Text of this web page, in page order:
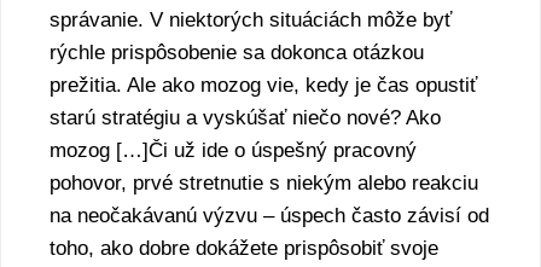
správanie. V niektorých situáciách môže byť
rýchle prispôsobenie sa dokonca otázkou
prežitia. Ale ako mozog vie, kedy je čas opustiť
starú stratégiu a vyskúšať niečo nové? Ako
mozog […]Či už ide o úspešný pracovný
pohovor, prvé stretnutie s niekým alebo reakciu
na neočakávanú výzvu – úspech často závisí od
toho, ako dobre dokážete prispôsobiť svoje